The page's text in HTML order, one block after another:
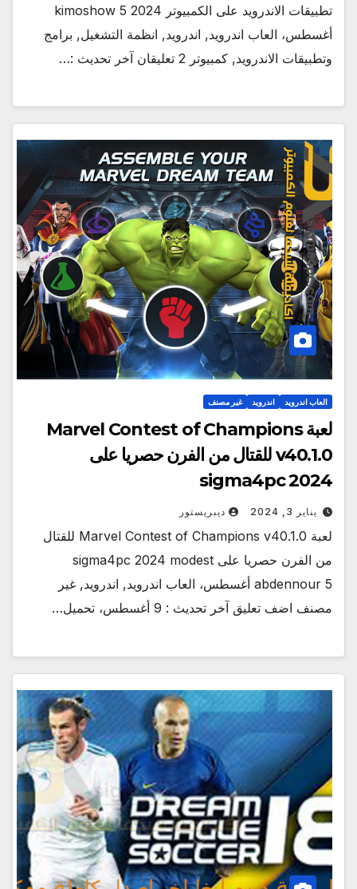
تطبيقات الاندرويد على الكمبيوتر 2024 kimoshow 5
أغسطس، العاب اندرويد, اندرويد, انظمة التشغيل, برامج
وتطبيقات الاندرويد, كمبيوتر 2 تعليقان آخر تحديث :…
العاب اندرويد اندرويد غير مصنف
لعبة Marvel Contest of Champions
v40.1.0 للقتال من الفرن حصريا على
sigma4pc 2024
يناير 3, 2024 ديبريستور
لعبة Marvel Contest of Champions v40.1.0 للقتال
من الفرن حصريا على sigma4pc 2024 modest
abdennour 5 أغسطس، العاب اندرويد, اندرويد, غير
مصنف اضف تعليق آخر تحديث : 9 أغسطس، تحميل…